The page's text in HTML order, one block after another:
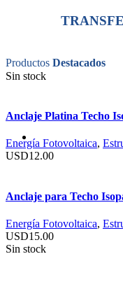
Productos Destacados
Sin stock
Anclaje Platina Techo
Energía Fotovoltaica,
USD12.00
Anclaje para Techo
Energía Fotovoltaica,
USD15.00
Sin stock